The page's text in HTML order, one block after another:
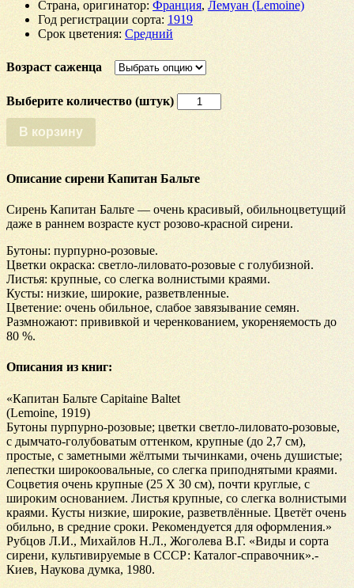
Страна, оригинатор: Франция, Лемуан (Lemoine)
Год регистрации сорта: 1919
Срок цветения: Средний
Возраст саженца
Количество
Сирень
В корзину
Описание сирени Капитан Бальте
Сирень Капитан Бальте — очень красивый, обильноцветущий
даже в раннем возрасте куст розово-красной сирени.
Бутоны: пурпурно-розовые.
Цветки окраска: светло-лиловато-розовые с голубизной.
Листья: крупные, со слегка волнистыми краями.
Кусты: низкие, широкие, разветвленные.
Цветение: очень обильное, слабое завязывание семян.
Размножают: прививкой и черенкованием, укореняемость до
80 %.
Описания из книг:
«Капитан Бальте Capitaine Baltet
(Lemoine, 1919)
Бутоны пурпурно-розовые; цветки светло-лиловато-розовые,
с дымчато-голубоватым оттенком, крупные (до 2,7 см),
простые, с заметными жёлтыми тычинками, очень душистые;
лепестки широкоовальные, со слегка приподнятыми краями.
Соцветия очень крупные (25 Х 30 см), почти круглые, с
широким основанием. Листья крупные, со слегка волнистыми
краями. Кусты низкие, широкие, разветвлённые. Цветёт очень
обильно, в средние сроки. Рекомендуется для оформления.»
Рубцов Л.И., Михайлов Н.Л., Жоголева В.Г. «Виды и сорта
сирени, культивируемые в СССР: Каталог-справочник».-
Киев, Наукова думка, 1980.